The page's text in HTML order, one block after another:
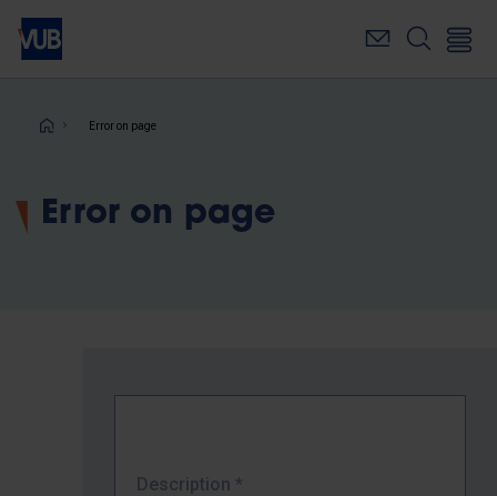
Skip
main
Breadcrumb
Error on page
Error on page
Description *